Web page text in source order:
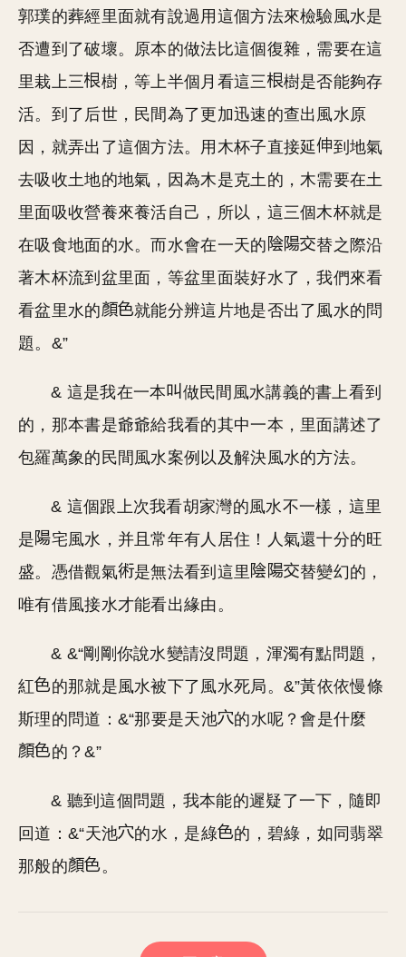
郭璞的葬經里面就有說過用這個方法來檢驗風水是
否遭到了破壞。原本的做法比這個復雜，需要在這
里栽上三
樹，等上半個月看這三
樹是否能夠存
活。到了后世，民間為了更加迅速的查出風水原
因，就弄出了這個方法。用木杯子直接延
到地氣
去吸收土地的地氣，因為木是克土的，木需要在土
里面吸收營養來養活自己，所以，這三個木杯就是
在吸食地面的水。而水會在一天的
替之際沿
著木杯流到盆里面，等盆里面裝好水了，我們來看
看盆里水的
就能分辨這片地是否出了風水的問
題。&”
& 這是我在一本
做民間風水講義的書上看到
的，那本書是爺爺給我看的其中一本，里面講述了
包羅萬象的民間風水案例以及解決風水的方法。
& 這個跟上次我看胡家灣的風水不一樣，這里
是
宅風水，并且常年有人居住！人氣還十分的旺
盛。憑借觀氣
是無法看到這里
替變幻的，
唯有借風接水才能看出緣由。
& &“剛剛你說水變請沒問題，渾濁有點問題，
紅
的那就是風水被下了風水死局。&”黃依依慢條
斯理的問道：&“那要是天池
的水呢？會是什麼
的？&”
& 聽到這個問題，我本能的遲疑了一下，隨即
回道：&“天池
的水，是綠
的，碧綠，如同翡翠
那般的
。